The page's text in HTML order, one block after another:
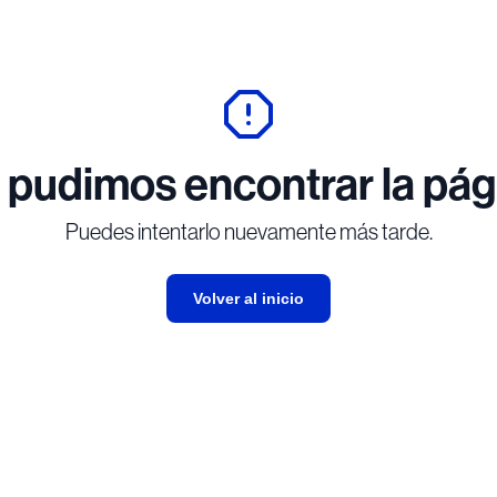
encontrar la
Puedes intentarlo nuevamente más tarde.
Volver al inicio